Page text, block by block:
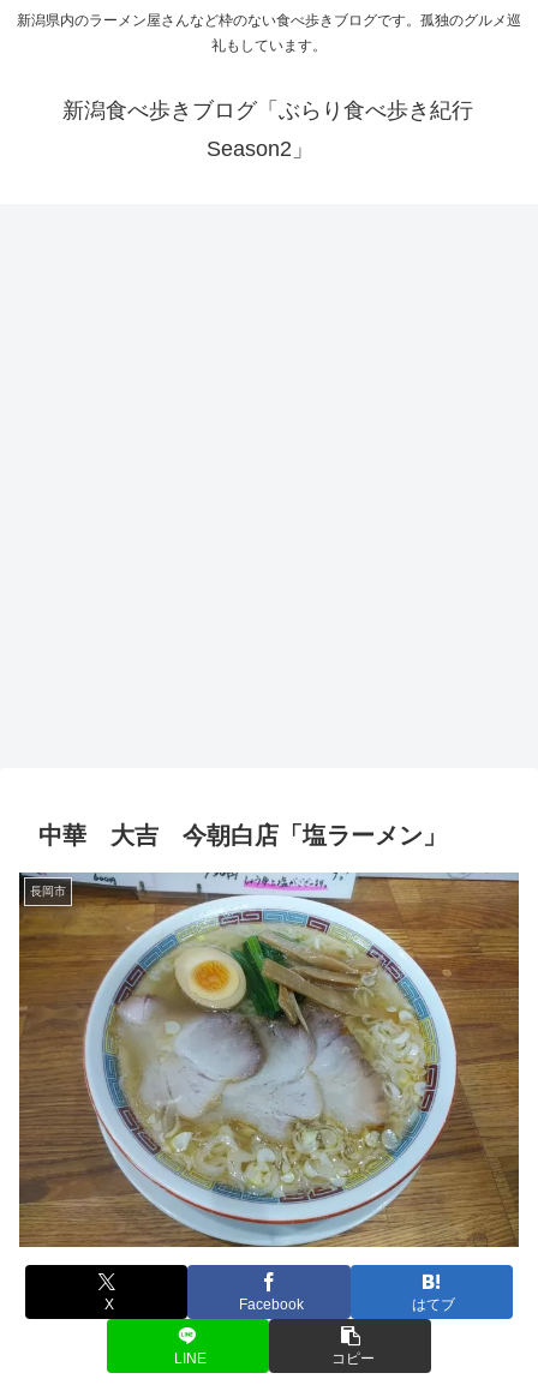
新潟県内のラーメン屋さんなど枠のない食べ歩きブログです。孤独のグルメ巡
礼もしています。
新潟食べ歩きブログ「ぶらり食べ歩き紀行
Season2」
中華 大吉 今朝白店「塩ラーメン」
長岡市
X Facebook はてブ
LINE コピー